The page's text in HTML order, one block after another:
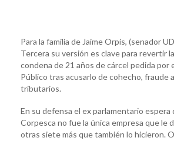
Para la familia de Jaime Orpis, (senador
Tercera su versión es clave para revertir
condena de 21 años de cárcel pedida por
Público tras acusarlo de cohecho, fraude
tributarios.
En su defensa el ex parlamentario
Corpesca no fue la única empresa que le
otras siete más que también lo hicieron.